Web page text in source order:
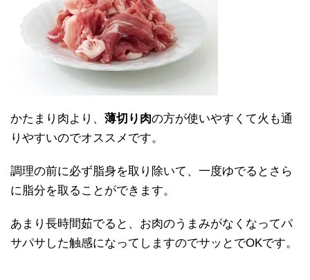
かたまり肉より、 薄切り肉の方が使いやすくて火も通
りやすいのでオススメです。
調理の前に必ず脂身を取り除いて、一度ゆでるとさら
に脂分を取ることができます。
あまり長時間茹でると、お肉のうまみがなくなってパ
サパサした触感になってしますのでサッとでOKです。